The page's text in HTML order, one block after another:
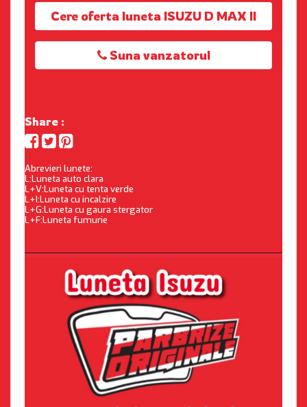
Cere oferta luneta ISUZU D MAX II
Suna vanzatorul
Share :
Abrevieri lunete:
L:Luneta auto clara
L+V:Luneta cu tenta verde
L+I:Luneta cu incalzire
L+G:Luneta cu gaura stergator
L+F:Luneta fumurie